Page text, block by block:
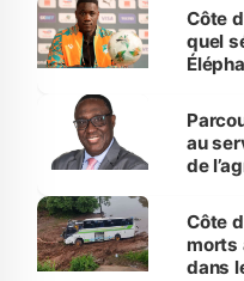
Côte
quel
au
de
Côte
morts
dans